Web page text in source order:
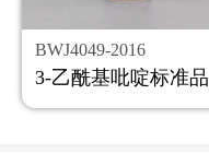
BWJ4049-2016
3-乙酰基吡啶标准品